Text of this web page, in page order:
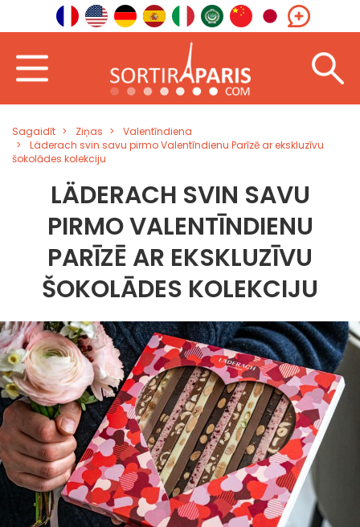
Sagaidīt Ziņas
Valentīndiena
Läderach svin savu pirmo Valentīndienu Parīzē ar ekskluzīvu
šokolādes kolekciju
LÄDERACH SVIN SAVU
PIRMO VALENTĪNDIENU
PARĪZĒ AR EKSKLUZĪVU
ŠOKOLĀDES KOLEKCIJU